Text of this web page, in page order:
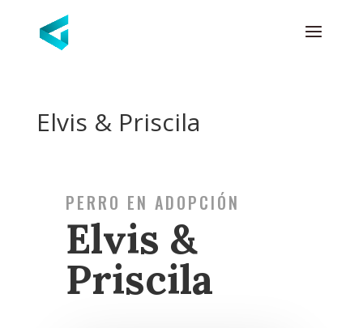
Elvis & Priscila
PERRO EN ADOPCIÓN
Elvis &
Priscila